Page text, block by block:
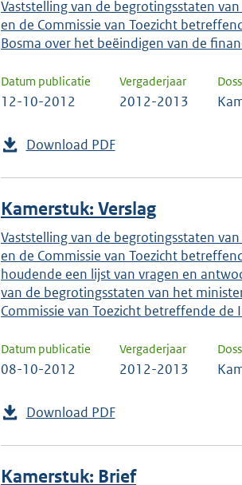
Vaststelling van de begrotingsstaten
en de Commissie van Toezicht
Bosma over het beëindigen van de
Datum publicatie
12-10-2012
Vergaderjaar
2012-2013
Download PDF
Kamerstuk: Verslag
Vaststelling van de begrotingsstaten
en de Commissie van Toezicht
houdende een lijst van vragen en
van de begrotingsstaten van het
Commissie van Toezicht betreffende
Datum publicatie
08-10-2012
Vergaderjaar
2012-2013
Download PDF
Kamerstuk: Brief